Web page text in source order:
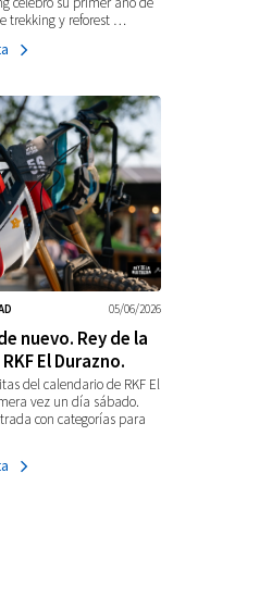
trekking y reforest …
05/06/2026
nuevo. Rey de la
El Durazno.
del calendario de RKF El
vez un día sábado.
con categorías para